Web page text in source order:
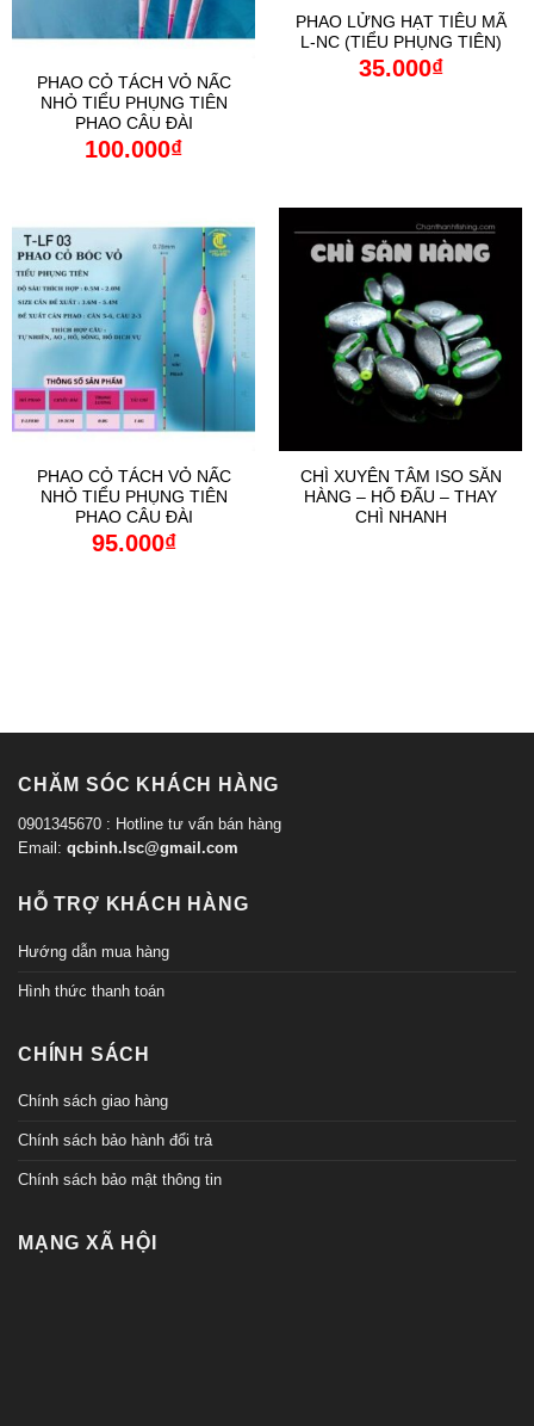
PHAO CỎ TÁCH VỎ NẤC
NHỎ TIỂU PHỤNG TIÊN
PHAO CÂU ĐÀI
100.000₫
PHAO LỬNG HẠT TIÊU MÃ
L-NC (TIỂU PHỤNG TIÊN)
35.000₫
PHAO CỎ TÁCH VỎ NẤC
NHỎ TIỂU PHỤNG TIÊN
PHAO CÂU ĐÀI
95.000₫
CHÌ XUYÊN TÂM ISO SĂN
HÀNG – HỐ ĐẤU – THAY
CHÌ NHANH
CHĂM SÓC KHÁCH HÀNG
0901345670 : Hotline tư vấn bán hàng
Email: qcbinh.lsc@gmail.com
HỖ TRỢ KHÁCH HÀNG
Hướng dẫn mua hàng
Hình thức thanh toán
CHÍNH SÁCH
Chính sách giao hàng
Chính sách bảo hành đổi trả
Chính sách bảo mật thông tin
MẠNG XÃ HỘI